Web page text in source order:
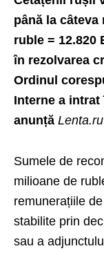
până la
ruble = 12.820
în rezolvarea
Ordinul
Interne a
anunță Lenta.ru
Sumele de
milioane de
remunerațiile
stabilite prin
sau a